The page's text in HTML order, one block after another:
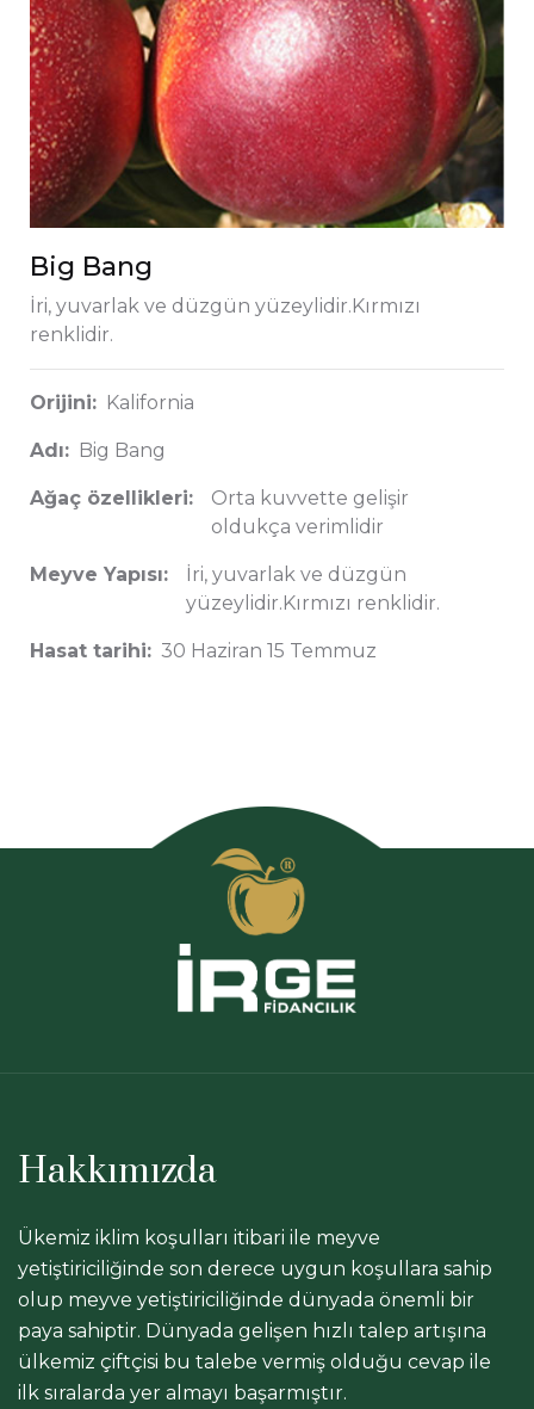
Big Bang
İri, yuvarlak ve düzgün yüzeylidir.Kırmızı
renklidir.
Orijini: Kalifornia
Adı: Big Bang
Ağaç özellikleri:
Orta kuvvette gelişir
oldukça verimlidir
Meyve Yapısı:
İri, yuvarlak ve düzgün
yüzeylidir.Kırmızı renklidir.
Hasat tarihi: 30 Haziran 15 Temmuz
Hakkımızda
Ükemiz iklim koşulları itibari ile meyve
yetiştiriciliğinde son derece uygun koşullara sahip
olup meyve yetiştiriciliğinde dünyada önemli bir
paya sahiptir. Dünyada gelişen hızlı talep artışına
ülkemiz çiftçisi bu talebe vermiş olduğu cevap ile
ilk sıralarda yer almayı başarmıştır.